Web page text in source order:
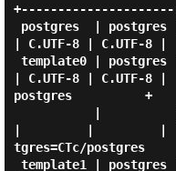
| C.UTF-8 |
| C.UTF-8 |
postgres          +
|         |         |
tgres=CTc/postgres